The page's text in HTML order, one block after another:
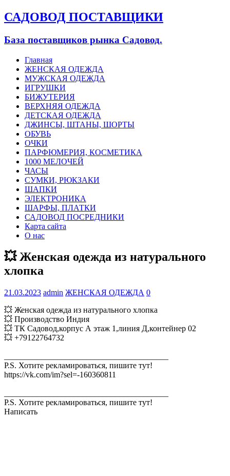
САДОВОД ПОСТАВЩИКИ
База поставщиков рынка Садовод.
Главная
ЖЕНСКАЯ ОДЕЖДА
МУЖСКАЯ ОДЕЖДА
ИГРУШКИ
БИЖУТЕРИЯ
ВЕРХНЯЯ ОДЕЖДА
ДЕТСКАЯ ОДЕЖДА
ДЖИНСЫ, ШТАНЫ, ШОРТЫ
ОБУВЬ
ОЧКИ
ПАРФЮМЕРИЯ, КОСМЕТИКА
1000 МЕЛОЧЕЙ
ЧАСЫ
СУМКИ, РЮКЗАКИ
ШАПКИ
ЭЛЕКТРОНИКА
ШАРФЫ, ПЛАТКИ
САДОВОД ПОСРЕДНИКИ
Карта сайта
О нас
💥 Женская одежда из натурального
хлопка
21.03.2023 admin ЖЕНСКАЯ ОДЕЖДА 0
💥 Женская одежда из натурального хлопка
💥 Производство Индия
💥 ТК Садовод,корпус А этаж 1,линия Д,контейнер 02
💥 +79122764732
P.S. Хотите рекламироваться, пишите тут!
https://vk.com/im?sel=-160360811
P.S. Хотите рекламироваться, пишите тут!
Написать